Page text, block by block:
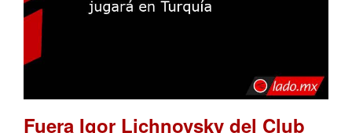
Fuera Igor Lichnovsky del Club